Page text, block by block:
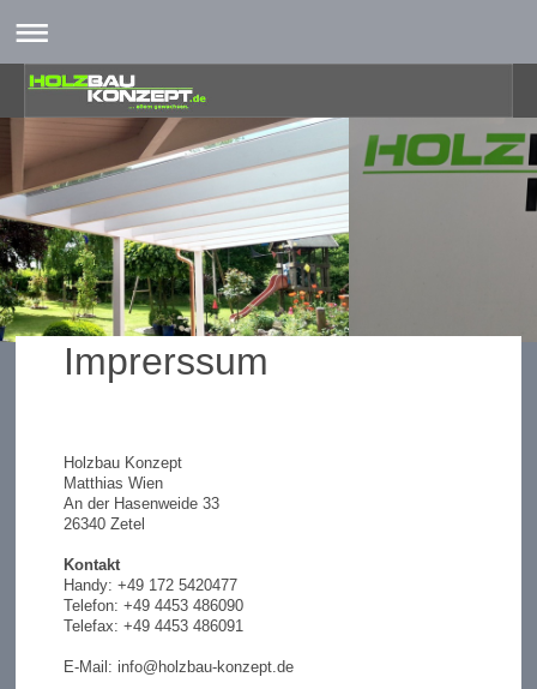
Imprerssum
Holzbau Konzept
Matthias Wien
An der Hasenweide 33
26340 Zetel
Kontakt
Handy: +49 172 5420477
Telefon: +49 4453 486090
Telefax: +49 4453 486091
E-Mail: info@holzbau-konzept.de